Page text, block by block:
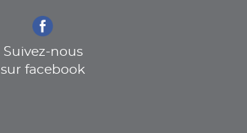
Suivez-nous
sur facebook